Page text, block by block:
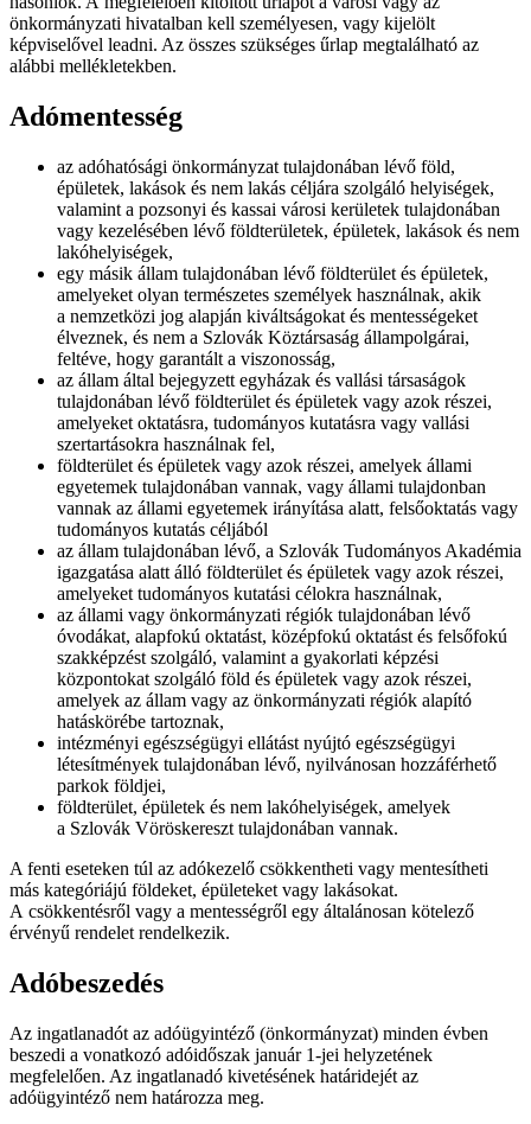
önkormányzati hivatalban kell személyesen, vagy kijelölt
képviselővel leadni. Az összes szükséges űrlap megtalálható az
alábbi mellékletekben.
Adómentesség
az adóhatósági önkormányzat tulajdonában lévő föld,
épületek, lakások és nem lakás céljára szolgáló helyiségek,
valamint a pozsonyi és kassai városi kerületek tulajdonában
vagy kezelésében lévő földterületek, épületek, lakások és nem
lakóhelyiségek,
egy másik állam tulajdonában lévő földterület és épületek,
amelyeket olyan természetes személyek használnak, akik
a nemzetközi jog alapján kiváltságokat és mentességeket
élveznek, és nem a Szlovák Köztársaság állampolgárai,
feltéve, hogy garantált a viszonosság,
az állam által bejegyzett egyházak és vallási társaságok
tulajdonában lévő földterület és épületek vagy azok részei,
amelyeket oktatásra, tudományos kutatásra vagy vallási
szertartásokra használnak fel,
földterület és épületek vagy azok részei, amelyek állami
egyetemek tulajdonában vannak, vagy állami tulajdonban
vannak az állami egyetemek irányítása alatt, felsőoktatás vagy
tudományos kutatás céljából
az állam tulajdonában lévő, a Szlovák Tudományos Akadémia
igazgatása alatt álló földterület és épületek vagy azok részei,
amelyeket tudományos kutatási célokra használnak,
az állami vagy önkormányzati régiók tulajdonában lévő
óvodákat, alapfokú oktatást, középfokú oktatást és felsőfokú
szakképzést szolgáló, valamint a gyakorlati képzési
központokat szolgáló föld és épületek vagy azok részei,
amelyek az állam vagy az önkormányzati régiók alapító
hatáskörébe tartoznak,
intézményi egészségügyi ellátást nyújtó egészségügyi
létesítmények tulajdonában lévő, nyilvánosan hozzáférhető
parkok földjei,
földterület, épületek és nem lakóhelyiségek, amelyek
a Szlovák Vöröskereszt tulajdonában vannak.
A fenti eseteken túl az adókezelő csökkentheti vagy mentesítheti
más kategóriájú földeket, épületeket vagy lakásokat.
A csökkentésről vagy a mentességről egy általánosan kötelező
érvényű rendelet rendelkezik.
Adóbeszedés
Az ingatlanadót az adóügyintéző (önkormányzat) minden évben
beszedi a vonatkozó adóidőszak január 1-jei helyzetének
megfelelően. Az ingatlanadó kivetésének határidejét az
adóügyintéző nem határozza meg.